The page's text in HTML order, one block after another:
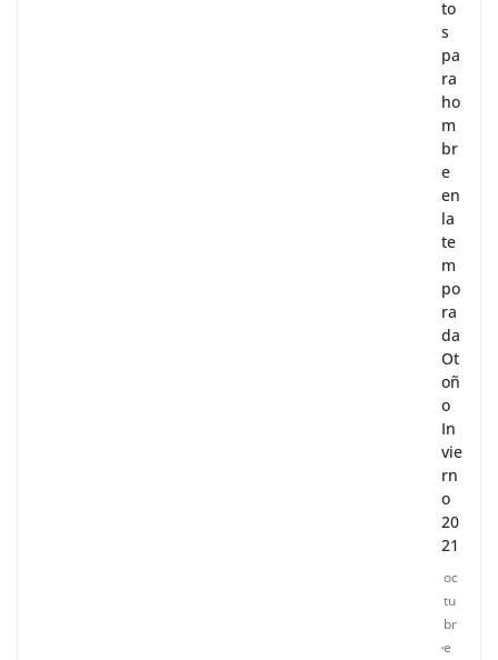
to
s
pa
ra
ho
m
br
e
en
la
te
m
po
ra
da
Ot
oñ
o
In
vie
rn
o
20
21
oc
tu
br
e